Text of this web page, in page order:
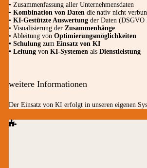
• Zusammenfassung aller Unternehmensdaten
• Kombination von Daten die nativ nicht
• KI-Gestützte Auswertung der Daten
• Visualisierung der Zusammenhänge
• Ableitung von Optimierungsmöglichkeiten
• Schulung zum Einsatz von KI
• Leitung von KI-Systemen als Dienstleistung
weitere Informationen
Der Einsatz von KI erfolgt in unseren eigenen